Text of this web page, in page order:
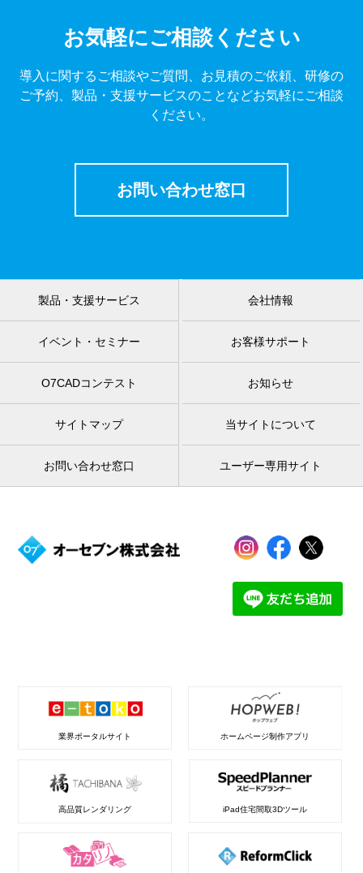
お気軽にご相談ください
導入に関するご相談やご質問、お見積のご依頼、研修の
ご予約、製品・支援サービスのことなどお気軽にご相談
ください。
お問い合わせ窓口
製品・支援サービス 会社情報
イベント・セミナー お客様サポート
O7CADコンテスト お知らせ
サイトマップ 当サイトについて
お問い合わせ窓口 ユーザー専用サイト
業界ポータルサイト ホームページ制作アプリ
高品質レンダリング iPad住宅間取3Dツール